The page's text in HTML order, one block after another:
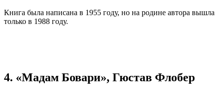
Книга была написана в 1955 году, но на родине автора вышла
только в 1988 году.
4. «Мадам Бовари», Гюстав Флобер